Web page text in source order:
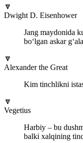
🔽
Dwight D. Eisenhower
Jang maydonida
bo‘lgan askar
🔽
Alexander the Great
Kim tinchlikni
🔽
Vegetius
Harbiy – bu
balki xalqining